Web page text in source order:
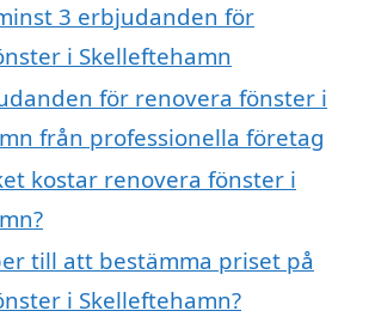
3 erbjudanden för
i Skelleftehamn
för renovera fönster i
från professionella företag
kostar renovera fönster i
till att bestämma priset på
i Skelleftehamn?